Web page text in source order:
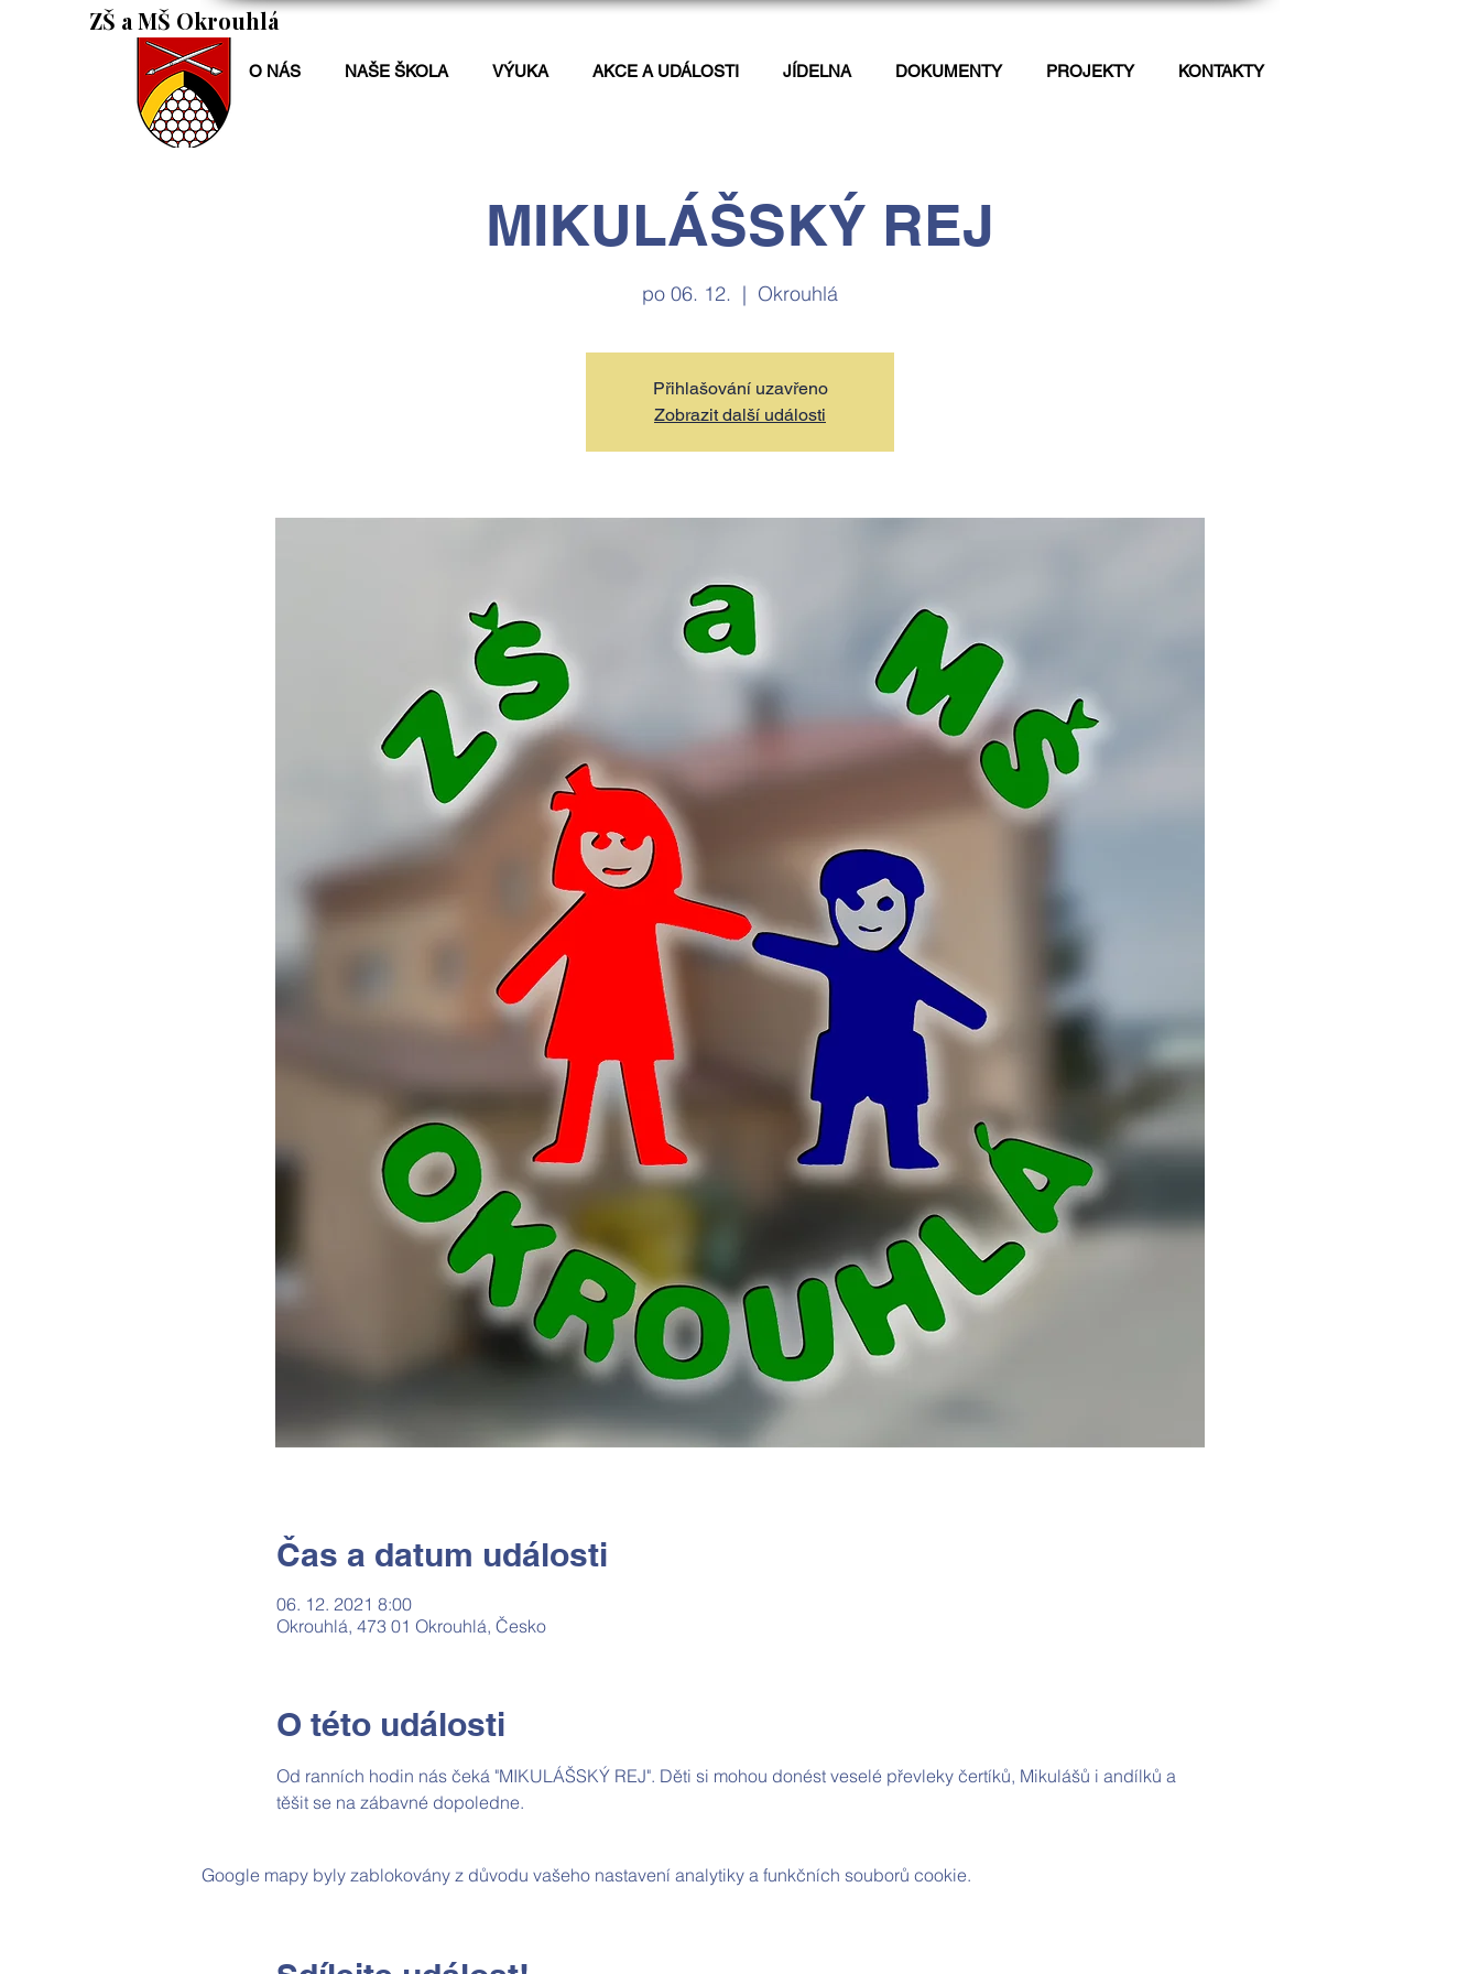
ZŠ a MŠ Okrouhlá
O NÁS NAŠE ŠKOLA VÝUKA AKCE A UDÁLOSTI JÍDELNA DOKUMENTY PROJEKTY KONTAKTY
MIKULÁŠSKÝ REJ
po 06. 12.
  |
Okrouhlá
Přihlašování uzavřeno
Zobrazit další události
Čas a datum události
06. 12. 2021 8:00
Okrouhlá, 473 01 Okrouhlá, Česko
O této události
Od ranních hodin nás čeká "MIKULÁŠSKÝ REJ". Děti si mohou donést veselé převleky čertíků, Mikulášů i andílků a
těšit se na zábavné dopoledne.
Google mapy byly zablokovány z důvodu vašeho nastavení analytiky a funkčních souborů cookie.